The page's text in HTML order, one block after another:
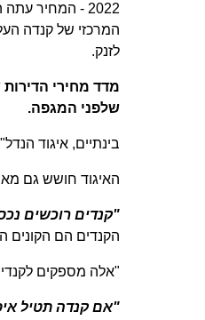
המרכזי של קנדה
לזנק.‏
שלפני המגפה.‏
‏בינתיים, איגוד
‏האיגוד חושש גם
‏"קנדים רוכשים
הקנדים הם הקונים
‏"אלה מספקים
‏"אם קנדה תטיל